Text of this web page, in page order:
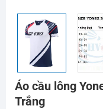
Áo cầu lông
Trắng